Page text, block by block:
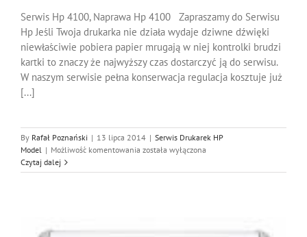
Serwis Hp 4100, Naprawa Hp 4100 Zapraszamy do Serwisu
Hp Jeśli Twoja drukarka nie działa wydaje dziwne dźwięki
niewłaściwie pobiera papier mrugają w niej kontrolki brudzi
kartki to znaczy że najwyższy czas dostarczyć ją do serwisu.
W naszym serwisie pełna konserwacja regulacja kosztuje już
[...]
By Rafał Poznański | 13 lipca 2014 | Serwis Drukarek HP
Model | Możliwość komentowania Serwis
4100,
została wyłączona
Czytaj dalej